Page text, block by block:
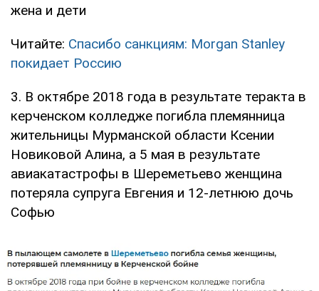
жена и дети
Читайте: Спасибо санкциям: Morgan Stanley
покидает Россию
3. В октябре 2018 года в результате теракта в
керченском колледже погибла племянница
жительницы Мурманской области Ксении
Новиковой Алина, а 5 мая в результате
авиакатастрофы в Шереметьево женщина
потеряла супруга Евгения и 12-летнюю дочь
Софью